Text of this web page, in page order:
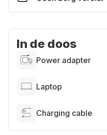
In de doos
Power adapter
Laptop
Charging cable